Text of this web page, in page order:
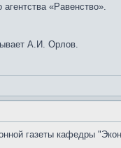
«Равенство».
А.И. Орлов.
газеты кафедры